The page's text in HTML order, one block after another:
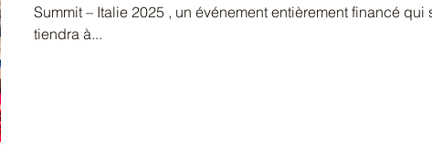
Summit – Italie 2025 , un événement entièrement financé qui se
tiendra à...